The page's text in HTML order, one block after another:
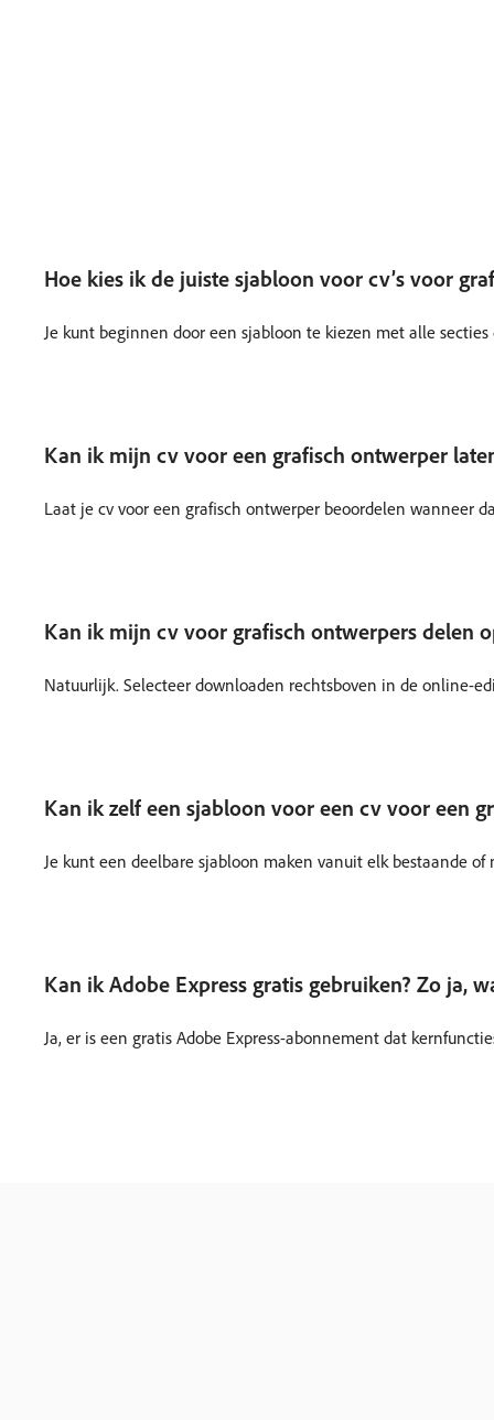
Hoe kies ik de juiste sjabloon voor cv’s voor
Je kunt beginnen door een sjabloon te kiezen met alle
Kan ik mijn cv voor een grafisch ontwerper
Laat je cv voor een grafisch ontwerper beoordelen wanneer
Kan ik mijn cv voor grafisch ontwerpers delen
Natuurlijk. Selecteer downloaden rechtsboven in de online-
Kan ik zelf een sjabloon voor een cv voor een
Je kunt een deelbare sjabloon maken vanuit elk bestaande
Kan ik Adobe Express gratis gebruiken? Zo ja,
Ja, er is een gratis Adobe Express-abonnement dat